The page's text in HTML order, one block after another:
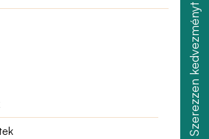
Szerezzen kedvezményt